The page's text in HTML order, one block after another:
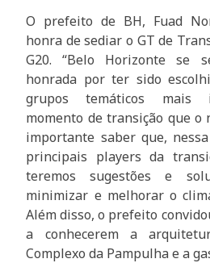
O prefeito de BH, Fuad
honra de sediar o GT de
G20. “Belo Horizonte se
honrada por ter sido
grupos temáticos mais
momento de transição que o
importante saber que,
principais players da
teremos sugestões e
minimizar e melhorar o
Além disso, o prefeito
a conhecerem a
Complexo da Pampulha e a